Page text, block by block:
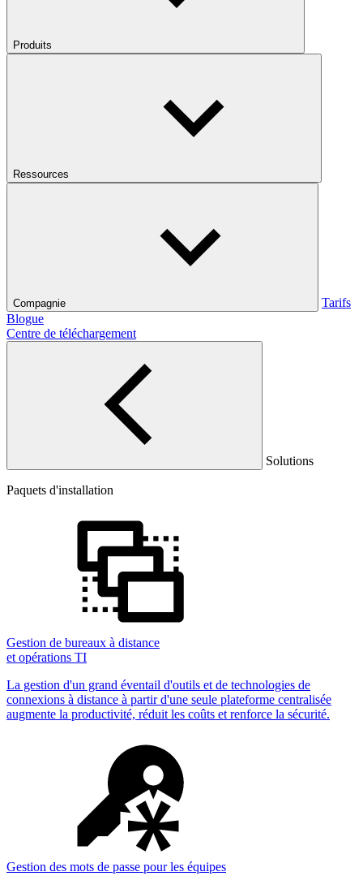
Produits
Ressources
Compagnie
Tarifs
Blogue
Centre de téléchargement
Solutions
Paquets d'installation
Gestion de bureaux à distance
et opérations TI
La gestion d'un grand éventail d'outils et de technologies de
connexions à distance à partir d'une seule plateforme centralisée
augmente la productivité, réduit les coûts et renforce la sécurité.
Gestion des mots de passe pour les équipes